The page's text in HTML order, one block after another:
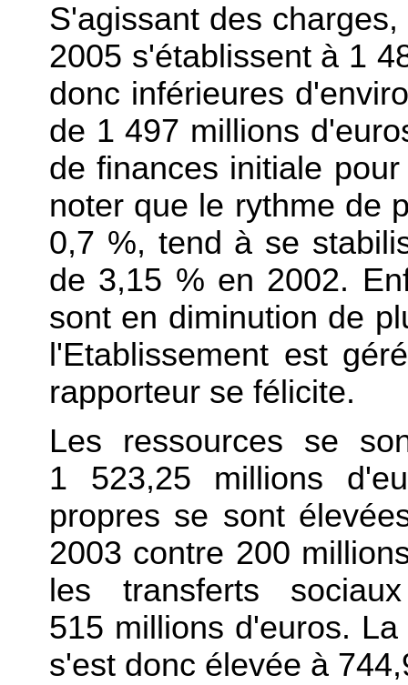
S'agissant des
2005 s'établissent à 1
donc inférieures
de 1 497 millions
de finances initiale
noter que le rythme de
0,7 %, tend à se
de 3,15 % en 2002.
sont en diminution de
l'Etablissement est
rapporteur se félicite.
Les ressources se
1 523,25 millions
propres se sont
2003 contre 200
les transferts
515 millions d'euros.
s'est donc élevée à